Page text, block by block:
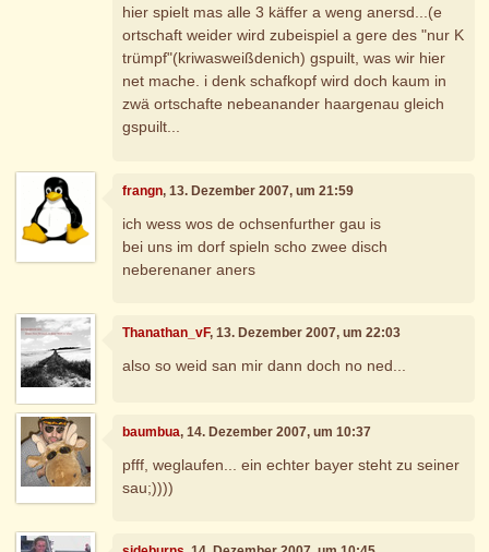
hier spielt mas alle 3 käffer a weng anersd...(e
ortschaft weider wird zubeispiel a gere des "nur K
trümpf"(kriwasweißdenich) gspuilt, was wir hier
net mache. i denk schafkopf wird doch kaum in
zwä ortschafte nebeanander haargenau gleich
gspuilt...
frangn, 13. Dezember 2007, um 21:59
ich wess wos de ochsenfurther gau is
bei uns im dorf spieln scho zwee disch
neberenaner aners
Thanathan_vF, 13. Dezember 2007, um 22:03
also so weid san mir dann doch no ned...
baumbua, 14. Dezember 2007, um 10:37
pfff, weglaufen... ein echter bayer steht zu seiner
sau;))))